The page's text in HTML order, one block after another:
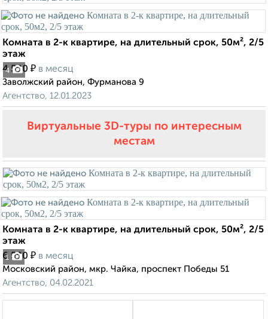
4
Комната в 2-к квартире, на длительный срок, 50м², 2/5
этаж
4 500 ₽ в месяц
Заволжский район, Фурманова 9
Агентство, 12.01.2023
Виртуальные 3D-туры по интересным
местам
1
Комната в 2-к квартире, на длительный срок, 50м², 2/5
этаж
6 500 ₽ в месяц
Московский район, мкр. Чайка, проспект Победы 51
Агентство, 04.02.2021